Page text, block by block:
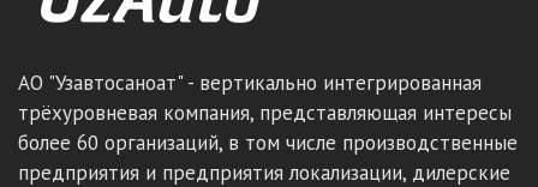
АО "Узавтосаноат" - вертикально интегрированная
трёхуровневая компания, представляющая интересы
более 60 организаций, в том числе производственные
предприятия и предприятия локализации, дилерские